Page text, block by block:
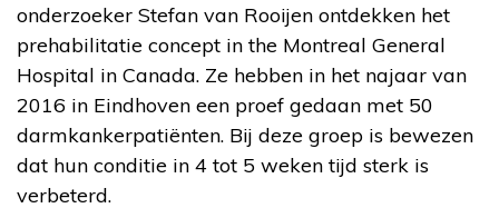
onderzoeker Stefan van Rooijen ontdekken het
prehabilitatie concept in the Montreal General
Hospital in Canada. Ze hebben in het najaar van
2016 in Eindhoven een proef gedaan met 50
darmkankerpatiënten. Bij deze groep is bewezen
dat hun conditie in 4 tot 5 weken tijd sterk is
verbeterd.